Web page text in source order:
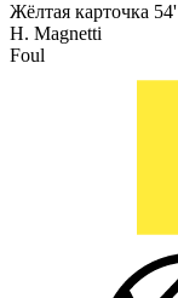
Жёлтая карточка 54'
H. Magnetti
Foul